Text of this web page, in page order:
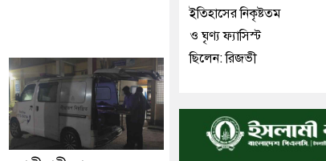
ইতিহাসের নিকৃষ্টতম
ও ঘৃণ্য ফ্যাসিস্ট
ছিলেন: রিজভী